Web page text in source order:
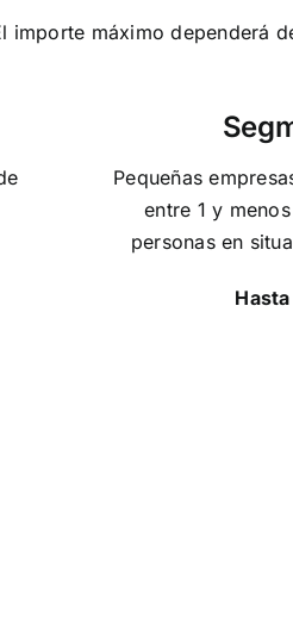
máximo dependerá
Pequeñas
entre 1 y
personas en